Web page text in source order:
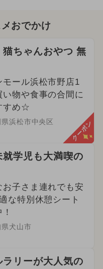
おでかけ
ちゃんおやつ 無
モール浜松市野店1
物や食事の合間に
すめ☆
浜松市中央区 クーポン
学児も大満喫の
お子さま連れでも安
な特別休憩シート
犬山市
ラリーが大人気の